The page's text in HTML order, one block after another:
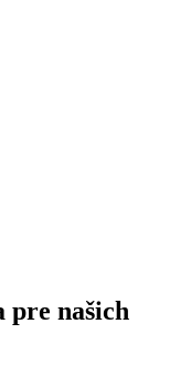
pre našich